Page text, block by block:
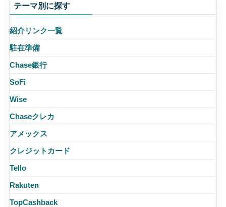
テーマ別に探す
紹介リンク一覧
駐在準備
Chase銀行
SoFi
Wise
Chaseクレカ
アメックス
クレジットカード
Tello
Rakuten
TopCashback